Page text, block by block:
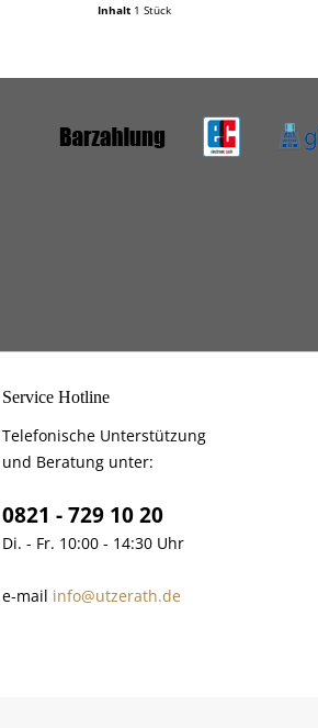
Inhalt 1 Stück
Service Hotline
Telefonische Unterstützung
und Beratung unter:
0821 - 729 10 20
Di. - Fr. 10:00 - 14:30 Uhr
e-mail info@utzerath.de